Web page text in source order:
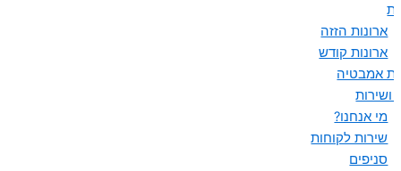
ארונות הזזה
ארונות קודש
אמבטיה
ושירות
מי אנחנו?
שירות לקוחות
סניפים